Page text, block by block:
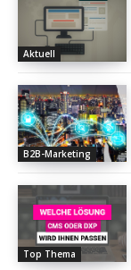
Aktuell
B2B-Marketing
Top Thema